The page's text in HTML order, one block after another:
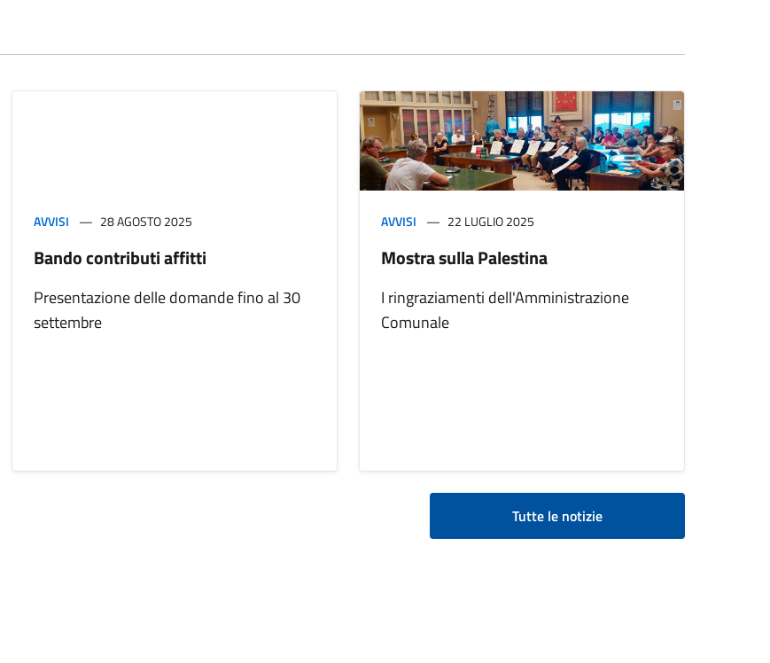
AVVISI 28 AGOSTO 2025
Bando contributi affitti
Presentazione delle domande fino al 30
settembre
AVVISI 22 LUGLIO 2025
Mostra sulla Palestina
I ringraziamenti dell'Amministrazione
Comunale
Tutte le notizie